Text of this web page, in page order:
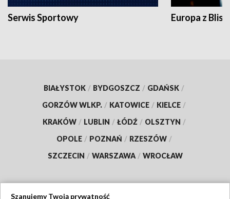
Serwis Sportowy Europa z
BIAŁYSTOK / BYDGOSZCZ / GDAŃSK /
GORZÓW WLKP. / KATOWICE / KIELCE /
KRAKÓW / LUBLIN / ŁÓDŹ / OLSZTYN /
OPOLE / POZNAŃ / RZESZÓW /
SZCZECIN / WARSZAWA / WROCŁAW
Szanujemy Twoją prywatność